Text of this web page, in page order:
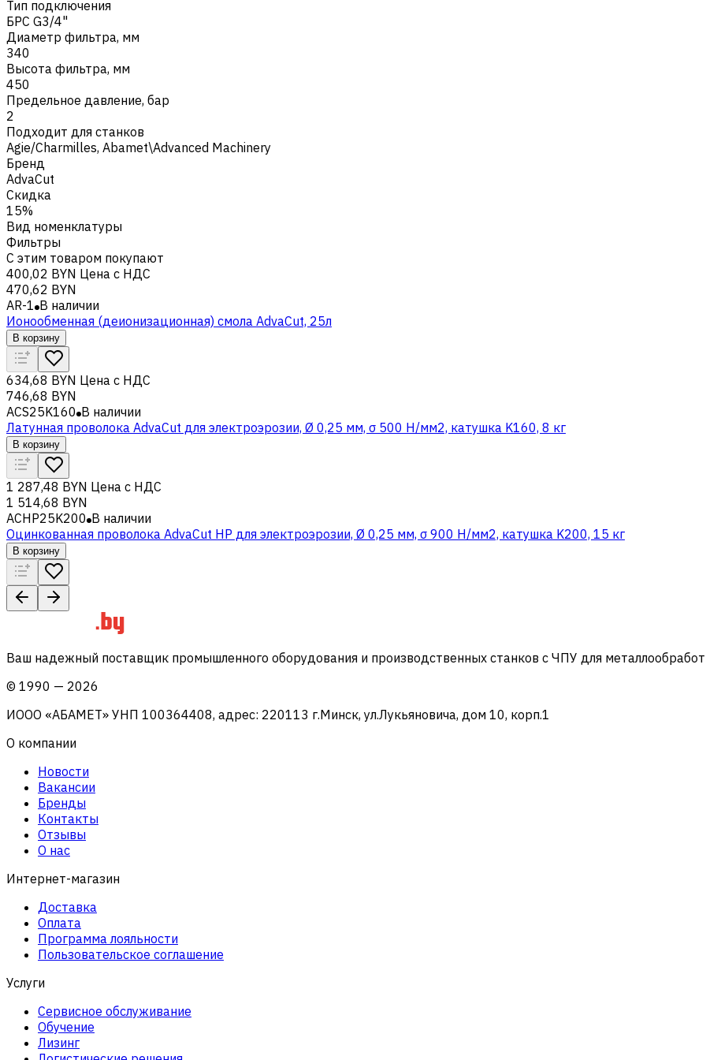
Тип подключения
БРС G3/4"
Диаметр фильтра, мм
340
Высота фильтра, мм
450
Предельное давление, бар
2
Подходит для станков
Agie/Charmilles, Abamet\Advanced Machinery
Бренд
AdvaCut
Скидка
15%
Вид номенклатуры
Фильтры
С этим товаром покупают
400,02 BYN Цена с НДС
470,62 BYN
AR-1 В наличии
Ионообменная (деионизационная) смола AdvaСut, 25л
В корзину
634,68 BYN Цена с НДС
746,68 BYN
ACS25K160 В наличии
Латунная проволока AdvaCut для электроэрозии, Ø 0,25 мм, σ 500 Н/мм2, катушка K160, 8 кг
В корзину
1 287,48 BYN Цена с НДС
1 514,68 BYN
ACHP25K200 В наличии
Оцинкованная проволока AdvaCut HP для электроэрозии, Ø 0,25 мм, σ 900 Н/мм2, катушка K200, 15 кг
В корзину
Ваш надежный поставщик промышленного оборудования и производственных станков с ЧПУ для
© 1990 — 2026
ИООО «АБАМЕТ» УНП 100364408, адрес: 220113 г.Минск, ул.Лукьяновича, дом 10, корп.1
О компании
Новости
Вакансии
Бренды
Контакты
Отзывы
О нас
Интернет-магазин
Доставка
Оплата
Программа лояльности
Пользовательское соглашение
Услуги
Сервисное обслуживание
Обучение
Лизинг